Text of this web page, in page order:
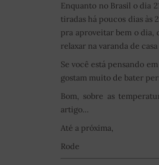
Enquanto no Brasil o dia
tiradas há poucos dias às
pra aproveitar bem o dia,
relaxar na varanda de
Se você está pensando
gostam muito de bater
Bom, sobre as
artigo…
Até a próxima,
Rode